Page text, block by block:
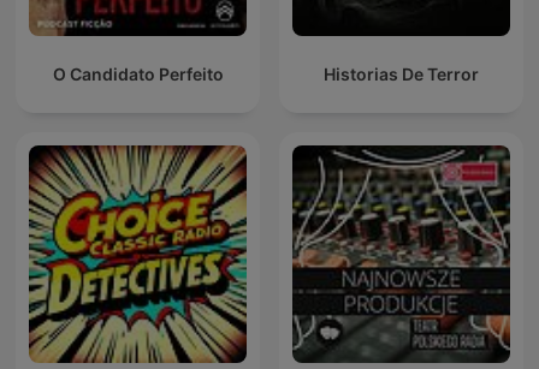
O Candidato Perfeito Historias De Terror